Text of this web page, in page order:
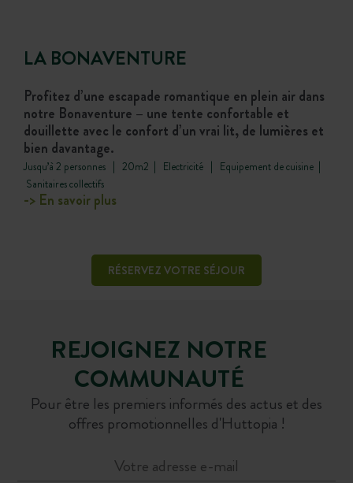
LA BONAVENTURE
Profitez d’une escapade romantique en plein air dans
notre Bonaventure – une tente confortable et
douillette avec le confort d’un vrai lit, de lumières et
bien davantage.
Jusqu’à 2 personnes | 20m2 | Electricité | Equipement de cuisine |
Sanitaires collectifs
-> En savoir plus
RÉSERVEZ VOTRE SÉJOUR
REJOIGNEZ NOTRE
COMMUNAUTÉ
Pour être les premiers informés des actus et des
offres promotionnelles d'Huttopia !